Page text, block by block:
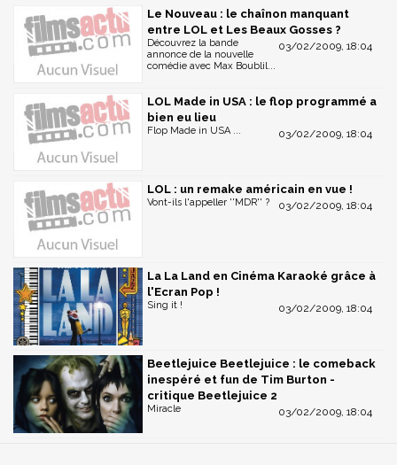
Le Nouveau : le chaînon manquant
entre LOL et Les Beaux Gosses ?
03/02/2009, 18:04
Découvrez la bande
annonce de la nouvelle
comédie avec Max Boublil...
LOL Made in USA : le flop programmé a
bien eu lieu
03/02/2009, 18:04
Flop Made in USA ...
LOL : un remake américain en vue !
03/02/2009, 18:04
Vont-ils l'appeller ''MDR'' ?
La La Land en Cinéma Karaoké grâce à
l'Ecran Pop !
03/02/2009, 18:04
Sing it !
Beetlejuice Beetlejuice : le comeback
inespéré et fun de Tim Burton -
critique Beetlejuice 2
03/02/2009, 18:04
Miracle